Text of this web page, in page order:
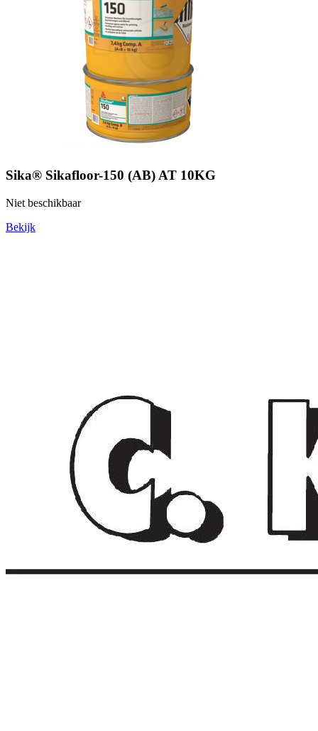
Sika® Sikafloor-150 (AB) AT 10KG
Niet beschikbaar
Bekijk